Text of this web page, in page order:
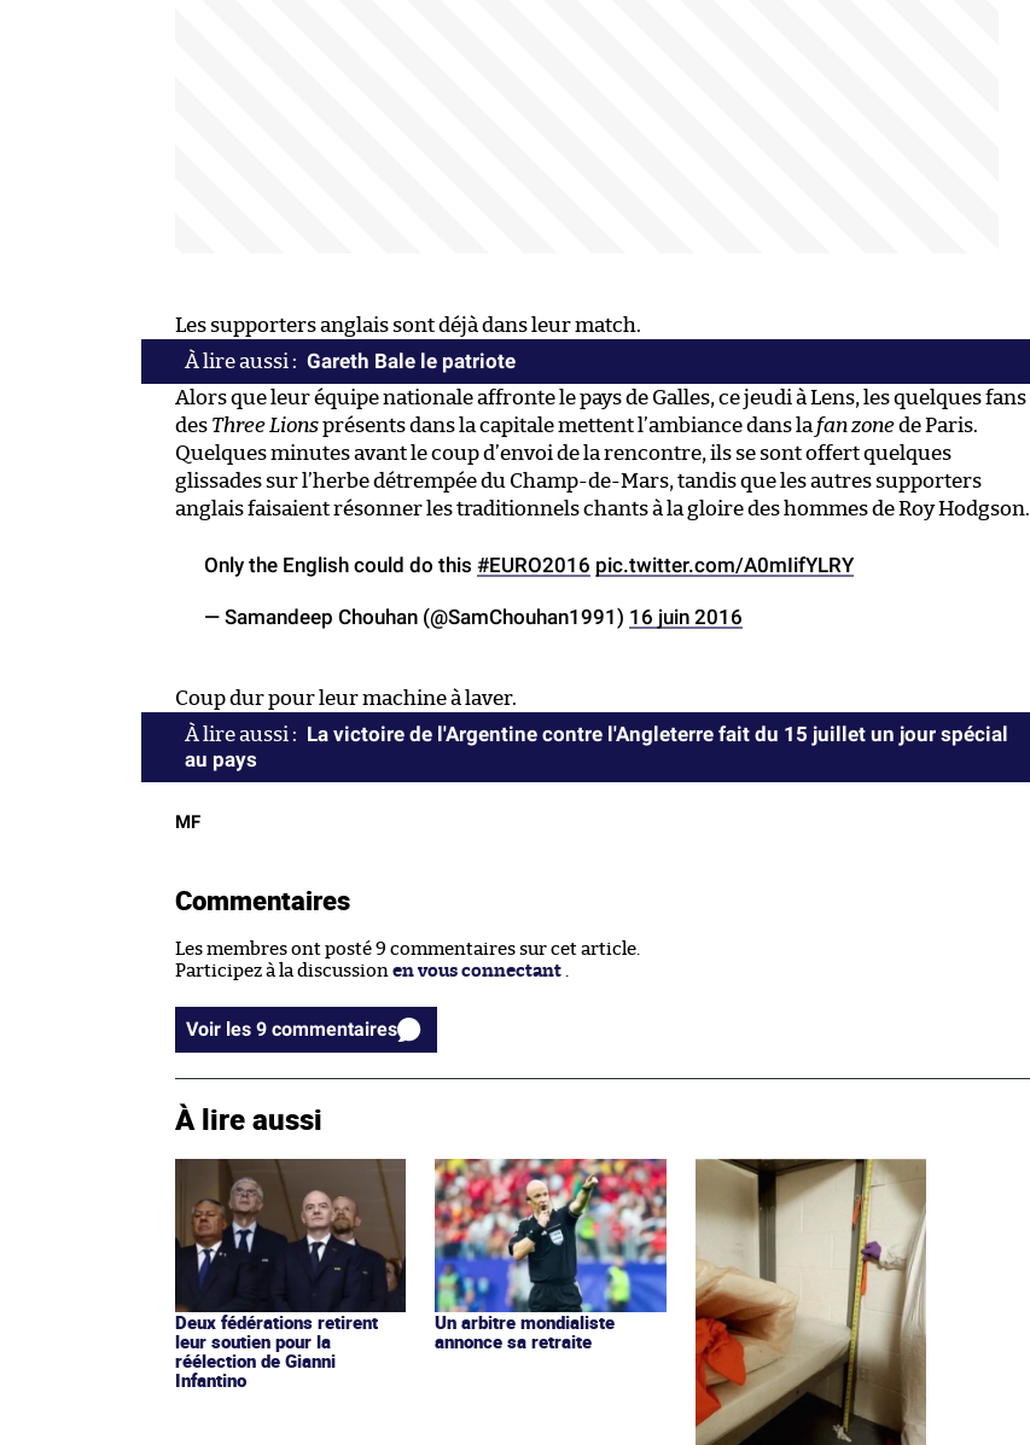
Les supporters anglais sont déjà dans leur match.
Gareth Bale le patriote
Alors que leur équipe nationale affronte le pays de Galles, ce jeudi à Lens, les quelques fans
des Three Lionsprésents dans la capitale mettent l’ambiance dans la fan zonede Paris.
Quelques minutes avant le coup d’envoi de la rencontre, ils se sont offert quelques
glissades sur l’herbe détrempée du Champ-de-Mars, tandis que les autres supporters
anglais faisaient résonner les traditionnels chants à la gloire des hommes de Roy Hodgson.
Only the English could do this #EURO2016 pic.twitter.com/A0mIifYLRY
— Samandeep Chouhan (@SamChouhan1991) 16 juin 2016
Coup dur pour leur machine à laver.
La victoire de l'Argentine contre l'Angleterre fait du 15 juillet un jour spécial
au pays
MF
Commentaires
Les membres ont posté 9 commentaires sur cet article.
Participez à la discussion en vous connectant
Voir les 9 commentaires
À lire aussi
Deux fédérations retirent
leur soutien pour la
réélection de Gianni
Infantino
Un arbitre mondialiste
annonce sa retraite